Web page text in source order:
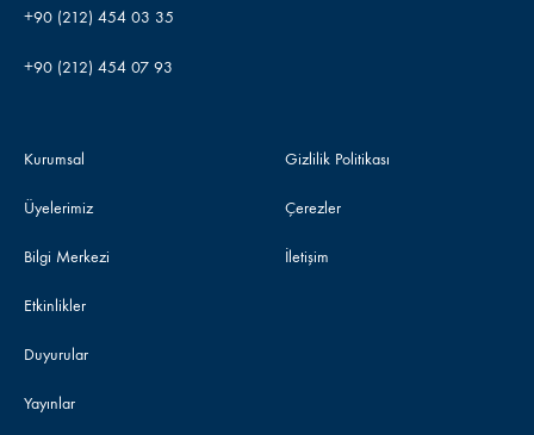
+90 (212) 454 03 35
+90 (212) 454 07 93
Kurumsal
Üyelerimiz
Bilgi Merkezi
Etkinlikler
Duyurular
Yayınlar
Gizlilik Politikası
Çerezler
İletişim